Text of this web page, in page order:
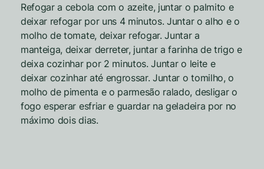
Refogar a cebola com o azeite, juntar o palmito e
deixar refogar por uns 4 minutos. Juntar o alho e o
molho de tomate, deixar refogar. Juntar a
manteiga, deixar derreter, juntar a farinha de trigo e
deixa cozinhar por 2 minutos. Juntar o leite e
deixar cozinhar até engrossar. Juntar o tomilho, o
molho de pimenta e o parmesão ralado, desligar o
fogo esperar esfriar e guardar na geladeira por no
máximo dois dias.